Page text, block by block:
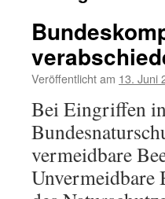
Veröffentlicht am 13. Juni
Bei Eingriffen
vermeidbare
Unvermeidbare